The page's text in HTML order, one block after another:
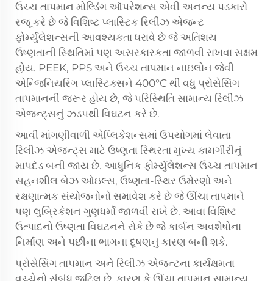
ઉચ્ચ તાપમાન મોલ્ડિંગ ઑપરેશન્સ એવી અનન્ય પડકારો
રજૂ કરે છે જે વિશિષ્ટ પ્લાસ્ટિક રિલીઝ એજન્ટ
ફોર્મ્યુલેશન્સની આવશ્યકતા ધરાવે છે જે અતિશય
ઉષ્ણતાની સ્થિતિમાં પણ અસરકારકતા જાળવી રાખવા સક્ષમ
હોય. PEEK, PPS અને ઉચ્ચ તાપમાન નાઇલોન જેવી
એન્જિનિયરિંગ પ્લાસ્ટિક્સને 400°C થી વધુ પ્રોસેસિંગ
તાપમાનની જરૂર હોય છે, જે પરિસ્થિતિ સામાન્ય રિલીઝ
એજન્ટ્સનું ઝડપથી વિઘટન કરે છે.
આવી માંગણીવાળી એપ્લિકેશન્સમાં ઉપયોગમાં લેવાતા
રિલીઝ એજન્ટ્સ માટે ઉષ્ણતા સ્થિરતા મુખ્ય કામગીરીનું
માપદંડ બની જાય છે. આધુનિક ફોર્મ્યુલેશન્સ ઉચ્ચ તાપમાન
સહનશીલ બેઝ ઓઇલ્સ, ઉષ્ણતા-સ્થિર ઉમેરણો અને
રક્ષણાત્મક સંયોજનોનો સમાવેશ કરે છે જે ઊંચા તાપમાને
પણ લુબ્રિકેશન ગુણધર્મો જાળવી રાખે છે. આવા વિશિષ્ટ
ઉત્પાદનો ઉષ્ણતા વિઘટનને રોકે છે જે કાર્બન અવશેષોના
નિર્માણ અને પછીના ભાગના દૂષણનું કારણ બની શકે.
પ્રોસેસિંગ તાપમાન અને રિલીઝ એજન્ટના કાર્યક્ષમતા
વચ્ચેનો સંબંધ જટિલ છે, કારણ કે ઊંચા તાપમાન સામાન્ય